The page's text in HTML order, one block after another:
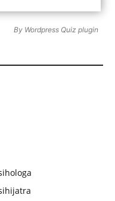
By Wordpress Quiz plugin